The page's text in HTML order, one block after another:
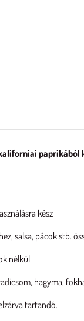
kaliforniai
kész
salsa, pácok stb.
nélkül
hagyma,
tartandó.